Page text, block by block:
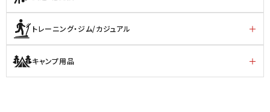
トレーニング・ジム/カジュアル
キャンプ用品